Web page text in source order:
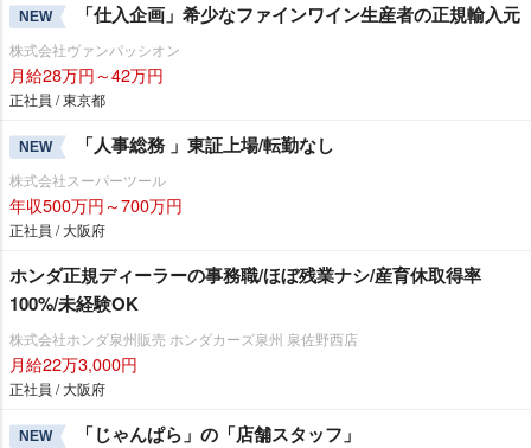
NEW 「仕入企画」希少なファインワイン生産者の正規輸入元
株式会社ヴァンパッシオン
月給28万円～42万円
正社員 / 東京都
NEW 「人事総務 」東証上場/転勤なし
株式会社スーパーツール
年収500万円～700万円
正社員 / 大阪府
ホンダ正規ディーラーの事務職/ほぼ残業ナシ/産育休取得率
100%/未経験OK
株式会社ホンダ泉州販売 ホンダカーズ泉州 泉佐野西店
月給22万3,000円
正社員 / 大阪府
NEW 「じゃんぱら」の「店舗スタッフ」